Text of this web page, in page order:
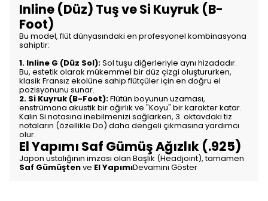
Inline (Düz) Tuş ve Si Kuyruk (B-
Foot)
Bu model, flüt dünyasındaki en profesyonel kombinasyona
sahiptir:
1. Inline G (Düz Sol):Sol tuşu diğerleriyle aynı hizadadır.
Bu, estetik olarak mükemmel bir düz çizgi oluştururken,
klasik Fransız ekolüne sahip flütçüler için en doğru el
pozisyonunu sunar.
2. Si Kuyruk (B-Foot):Flütün boyunun uzaması,
enstrümana akustik bir ağırlık ve "Koyu" bir karakter katar.
Kalın Si notasına inebilmenizi sağlarken, 3. oktavdaki tiz
notaların (özellikle Do) daha dengeli çıkmasına yardımcı
olur.
El Yapımı Saf Gümüş Ağızlık (.925)
Japon ustalığının imzası olan Başlık (Headjoint), tamamen
Saf Gümüştenve El YapımıDevamını Göster